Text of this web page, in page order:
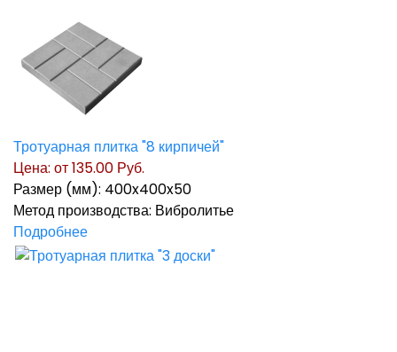
Тротуарная плитка "8 кирпичей"
Цена: от135.00 Руб.
Размер (мм): 400x400x50
Метод производства: Вибролитье
Подробнее